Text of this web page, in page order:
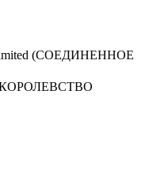
(СОЕДИНЕННОЕ